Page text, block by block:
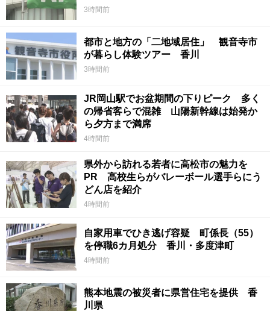
3時間前
都市と地方の「二地域居住」 観音寺市
が暮らし体験ツアー 香川
3時間前
JR岡山駅でお盆期間の下りピーク 多く
の帰省客らで混雑 山陽新幹線は始発か
ら夕方まで満席
4時間前
県外から訪れる若者に高松市の魅力を
PR 高校生らがバレーボール選手らにう
どん店を紹介
4時間前
自家用車でひき逃げ容疑 町係長（55）
を停職6カ月処分 香川・多度津町
4時間前
熊本地震の被災者に県営住宅を提供 香
川県